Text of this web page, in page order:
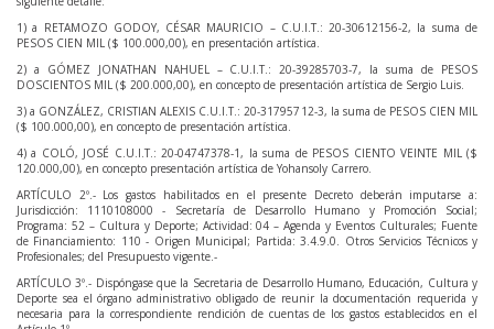
1) a RETAMOZO GODOY, CÉSAR MAURICIO – C.U.I.T.: 20-30612156-2, la suma de
PESOS CIEN MIL ($ 100.000,00), en presentación artística.
2) a GÓMEZ JONATHAN NAHUEL – C.U.I.T.: 20-39285703-7, la suma de PESOS
DOSCIENTOS MIL ($ 200.000,00), en concepto de presentación artística de Sergio Luis.
3) a GONZÁLEZ, CRISTIAN ALEXIS C.U.I.T.: 20-31795712-3, la suma de PESOS CIEN MIL
($ 100.000,00), en concepto de presentación artística.
4) a COLÓ, JOSÉ C.U.I.T.: 20-04747378-1, la suma de PESOS CIENTO VEINTE MIL ($
120.000,00), en concepto presentación artística de Yohansoly Carrero.
ARTÍCULO 2º.- Los gastos habilitados en el presente Decreto deberán imputarse a:
Jurisdicción: 1110108000 - Secretaría de Desarrollo Humano y Promoción Social;
Programa: 52 – Cultura y Deporte; Actividad: 04 – Agenda y Eventos Culturales; Fuente
de Financiamiento: 110 - Origen Municipal; Partida: 3.4.9.0. Otros Servicios Técnicos y
Profesionales; del Presupuesto vigente.-
ARTÍCULO 3º.- Dispóngase que la Secretaria de Desarrollo Humano, Educación, Cultura y
Deporte sea el órgano administrativo obligado de reunir la documentación requerida y
necesaria para la correspondiente rendición de cuentas de los gastos establecidos en el